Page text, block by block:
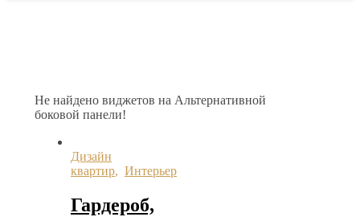
Не найдено виджетов на Альтернативной
боковой панели!
Дизайн
квартир, Интерьер
Гардероб,